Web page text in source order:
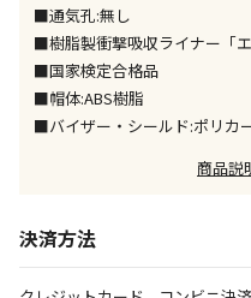
午前9時までのご注
出荷いたします。
ただし、メーカー
ため、通常よりお
また、日曜・祝日
は、休業明けから
お見積商品です。
■通気孔:無し
■樹脂製衝撃吸収ライナー「
■国家検定合格品
■帽体:ABS樹脂
■バイザー・シールド:ポリカ
商品
決済方法